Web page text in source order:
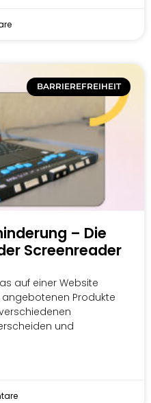
BARRIEREFREIHEIT
– Die
Screenreader
auf einer Website
angebotenen Produkte
und